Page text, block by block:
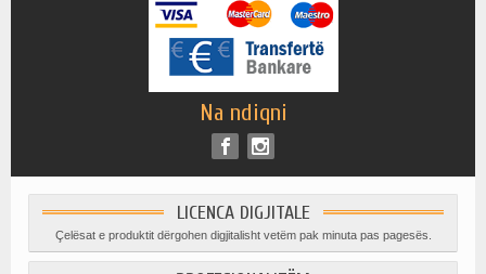
Na ndiqni
LICENCA DIGJITALE
Çelësat e produktit dërgohen digjitalisht vetëm pak minuta pas pagesës.